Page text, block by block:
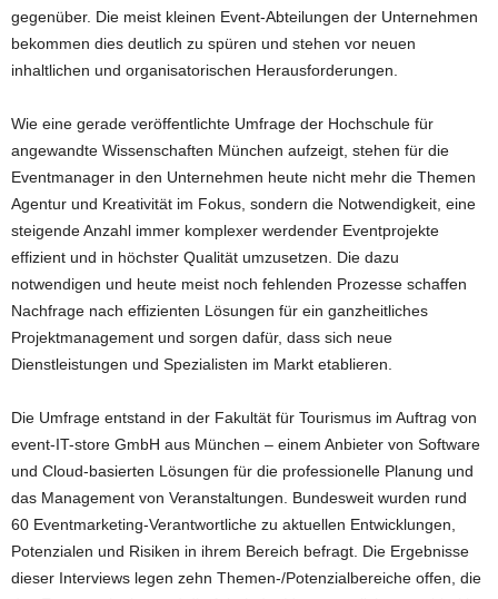
gegenüber. Die meist kleinen Event-Abteilungen der Unternehmen
bekommen dies deutlich zu spüren und stehen vor neuen
inhaltlichen und organisatorischen Herausforderungen.
Wie eine gerade veröffentlichte Umfrage der Hochschule für
angewandte Wissenschaften München aufzeigt, stehen für die
Eventmanager in den Unternehmen heute nicht mehr die Themen
Agentur und Kreativität im Fokus, sondern die Notwendigkeit, eine
steigende Anzahl immer komplexer werdender Eventprojekte
effizient und in höchster Qualität umzusetzen. Die dazu
notwendigen und heute meist noch fehlenden Prozesse schaffen
Nachfrage nach effizienten Lösungen für ein ganzheitliches
Projektmanagement und sorgen dafür, dass sich neue
Dienstleistungen und Spezialisten im Markt etablieren.
Die Umfrage entstand in der Fakultät für Tourismus im Auftrag von
event-IT-store GmbH aus München – einem Anbieter von Software
und Cloud-basierten Lösungen für die professionelle Planung und
das Management von Veranstaltungen. Bundesweit wurden rund
60 Eventmarketing-Verantwortliche zu aktuellen Entwicklungen,
Potenzialen und Risiken in ihrem Bereich befragt. Die Ergebnisse
dieser Interviews legen zehn Themen-/Potenzialbereiche offen, die